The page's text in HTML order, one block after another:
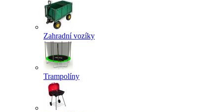
Zahradní vozíky
Trampolíny